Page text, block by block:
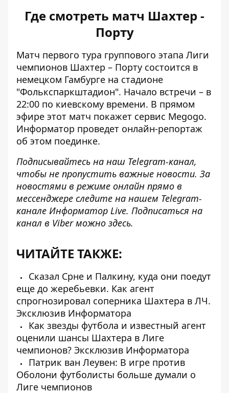
Где смотреть матч Шахтер -
Порту
Матч первого тура группового этапа Лиги
чемпионов Шахтер – Порту состоится в
немецком Гамбурге на стадионе
"Фолькспаркштадион". Начало встречи – в
22:00 по киевскому времени. В прямом
эфире этот матч покажет сервис Megogo.
Информатор проведет онлайн-репортаж
об этом поединке.
Подписывайтесь на наш Telegram-канал,
чтобы не пропустить важные новости. За
новостями в режиме онлайн прямо в
мессенджере следите на нашем Telegram-
канале Информатор Live. Подписаться на
канал в Viber можно здесь.
ЧИТАЙТЕ ТАКЖЕ:
Сказал Срне и Палкину, куда они поедут
еще до жеребьевки. Как агент
спрогнозировал соперника Шахтера в ЛЧ.
Эксклюзив Информатора
Как звезды футбола и известный агент
оценили шансы Шахтера в Лиге
чемпионов? Эксклюзив Информатора
Патрик ван Леувен: В игре против
Оболони футболисты больше думали о
Лиге чемпионов